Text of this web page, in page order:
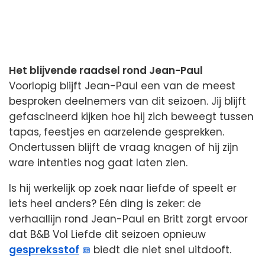
Het blijvende raadsel rond Jean-Paul
Voorlopig blijft Jean-Paul een van de meest
besproken deelnemers van dit seizoen. Jij blijft
gefascineerd kijken hoe hij zich beweegt tussen
tapas, feestjes en aarzelende gesprekken.
Ondertussen blijft de vraag knagen of hij zijn
ware intenties nog gaat laten zien.
Is hij werkelijk op zoek naar liefde of speelt er
iets heel anders? Eén ding is zeker: de
verhaallijn rond Jean-Paul en Britt zorgt ervoor
dat B&B Vol Liefde dit seizoen opnieuw
gespreksstof
biedt die niet snel uitdooft.